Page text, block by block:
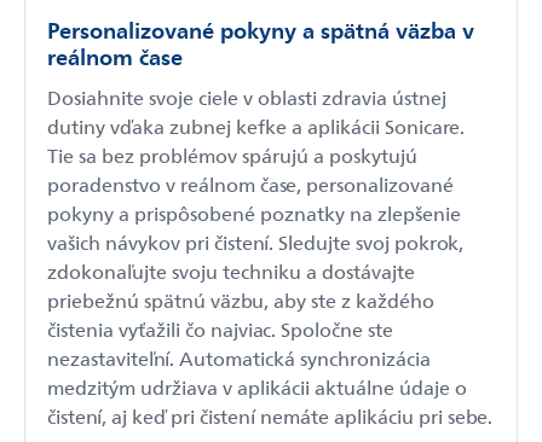
Personalizované pokyny a spätná väzba v
reálnom čase
Dosiahnite svoje ciele v oblasti zdravia ústnej
dutiny vďaka zubnej kefke a aplikácii Sonicare.
Tie sa bez problémov spárujú a poskytujú
poradenstvo v reálnom čase, personalizované
pokyny a prispôsobené poznatky na zlepšenie
vašich návykov pri čistení. Sledujte svoj pokrok,
zdokonaľujte svoju techniku a dostávajte
priebežnú spätnú väzbu, aby ste z každého
čistenia vyťažili čo najviac. Spoločne ste
nezastaviteľní. Automatická synchronizácia
medzitým udržiava v aplikácii aktuálne údaje o
čistení, aj keď pri čistení nemáte aplikáciu pri sebe.